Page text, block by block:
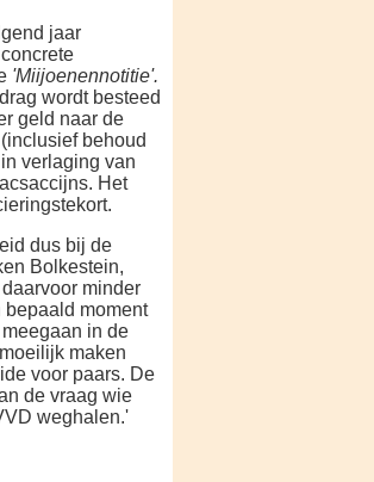
jaar
'Miijoenennotitie'.
wordt besteed
geld naar de
behoud
verlaging van
Het
dus bij de
Bolkestein,
min­der
bepaald moment
in de
maken
voor paars. De
de vraag wie
weg­halen.'